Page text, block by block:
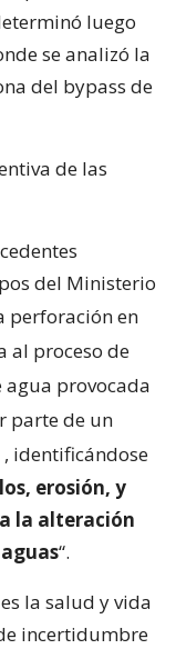
luego
se analizó la
del bypass de
de las
del Ministerio
perforación en
al proceso de
provocada
parte de un
, identificándose
erosión, y
la alteración
“.
la salud y vida
incertidumbre